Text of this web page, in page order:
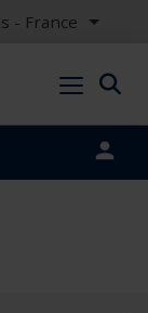
- France